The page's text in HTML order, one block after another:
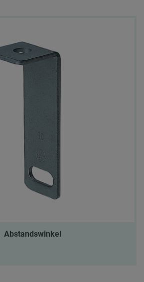
Abstandswinkel